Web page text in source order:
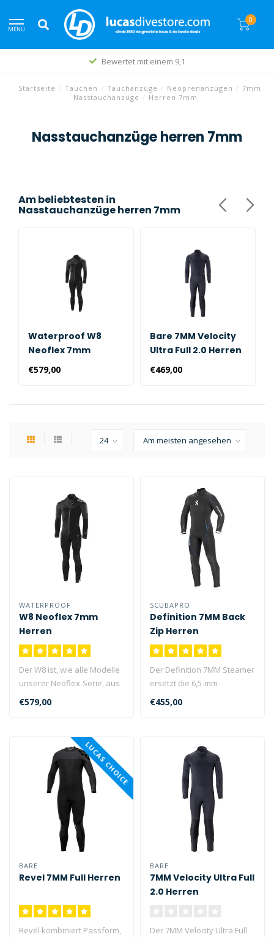
MENU
0
Bewertet mit einem 9,1
Startseite / Tauchen / Tauchanzüge / Neoprenanzügen / 7mm
Nasstauchanzüge / Herren 7mm
Nasstauchanzüge herren 7mm
Am beliebtesten in
Nasstauchanzüge herren 7mm
Waterproof W8
Neoflex 7mm
Herren
€579,00
Bare 7MM Velocity
Ultra Full 2.0 Herren
€469,00
WATERPROOF
W8 Neoflex 7mm
Herren
Der W8 ist, wie alle Modelle
unserer Neoflex-Serie, aus
extrem weichem, flexible..
€579,00
SCUBAPRO
Definition 7MM Back
Zip Herren
Der Definition 7MM Steamer
ersetzt die 6,5-mm-
Vorgängerversion dieses
beliebten..
€455,00
LUCAS CHOICE
BARE
Revel 7MM Full Herren
Revel kombiniert Passform,
BARE
7MM Velocity Ultra Full
2.0 Herren
Der 7MM Velocity Ultra Full